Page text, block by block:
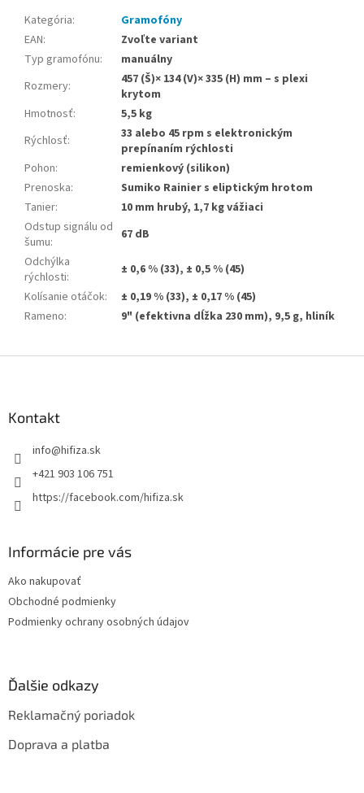
Kategória:
Gramofóny
EAN:
Zvoľte variant
Typ gramofónu:
manuálny
Rozmery:
457 (Š)× 134 (V)× 335 (H) mm – s plexi
krytom
Hmotnosť:
5,5 kg
Rýchlosť:
33 alebo 45 rpm s elektronickým
prepínaním rýchlosti
Pohon:
remienkový (silikon)
Prenoska:
Sumiko Rainier s eliptickým hrotom
Tanier:
10 mm hrubý, 1,7 kg vážiaci
Odstup signálu od
šumu:
67 dB
Odchýlka
rýchlosti:
± 0,6 % (33), ± 0,5 % (45)
Kolísanie otáčok:
± 0,19 % (33), ± 0,17 % (45)
Rameno: 9" (efektivna dĺžka 230 mm), 9,5 g, hliník
Kontakt
info@hifiza.sk
+421 903 106 751
https://facebook.com/hifiza.sk
Informácie pre vás
Ako nakupovať
Obchodné podmienky
Podmienky ochrany osobných údajov
Ďalšie odkazy
Reklamačný poriadok
Doprava a platba